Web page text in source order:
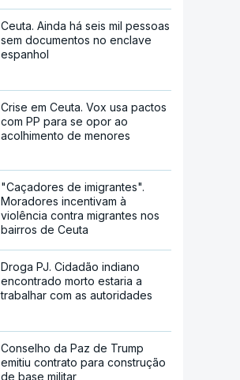
Ceuta. Ainda há seis mil pessoas
sem documentos no enclave
espanhol
Crise em Ceuta. Vox usa pactos
com PP para se opor ao
acolhimento de menores
"Caçadores de imigrantes".
Moradores incentivam à
violência contra migrantes nos
bairros de Ceuta
Droga PJ. Cidadão indiano
encontrado morto estaria a
trabalhar com as autoridades
Conselho da Paz de Trump
emitiu contrato para construção
de base militar